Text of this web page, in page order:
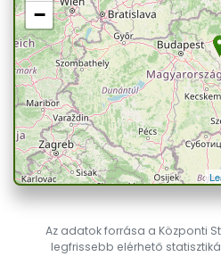
−
Az adatok forrása a Központi
legfrissebb elérhető